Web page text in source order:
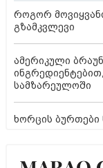
როგორ
გზამკვლევი
ამერიკული
სამზარეულოში
ხორცის ბურთები